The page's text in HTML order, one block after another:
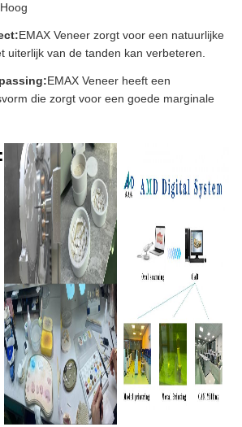
Hoog
EMAX Veneer zorgt voor een natuurlijke
uiterlijk van de tanden kan verbeteren.
EMAX Veneer heeft een
die zorgt voor een goede marginale